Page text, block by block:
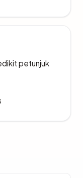
petunjuk